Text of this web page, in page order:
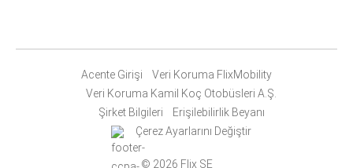
Acente Girişi
Veri Koruma FlixMobility
Veri Koruma Kamil Koç Otobüsleri A.Ş.
Şirket Bilgileri
Erişilebilirlik Beyanı
Çerez Ayarlarını Değiştir
© 2026 Flix SE